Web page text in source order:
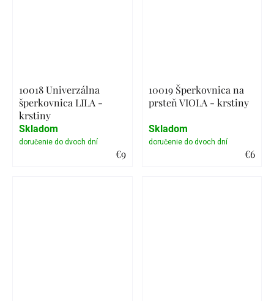
10018 Univerzálna
šperkovnica LILA -
krstiny
€9
Skladom
10019 Šperkovnica na
prsteň VIOLA - krstiny
€6
Skladom